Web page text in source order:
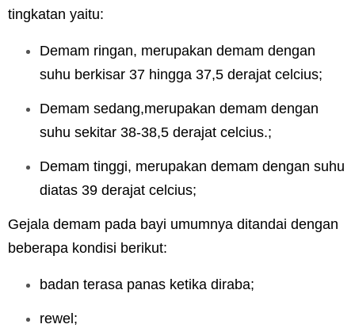
tingkatan yaitu:
Demam ringan, merupakan demam dengan
suhu berkisar 37 hingga 37,5 derajat celcius;
Demam sedang,merupakan demam dengan
suhu sekitar 38-38,5 derajat celcius.;
Demam tinggi, merupakan demam dengan suhu
diatas 39 derajat celcius;
Gejala demam pada bayi umumnya ditandai dengan
beberapa kondisi berikut:
badan terasa panas ketika diraba;
rewel;